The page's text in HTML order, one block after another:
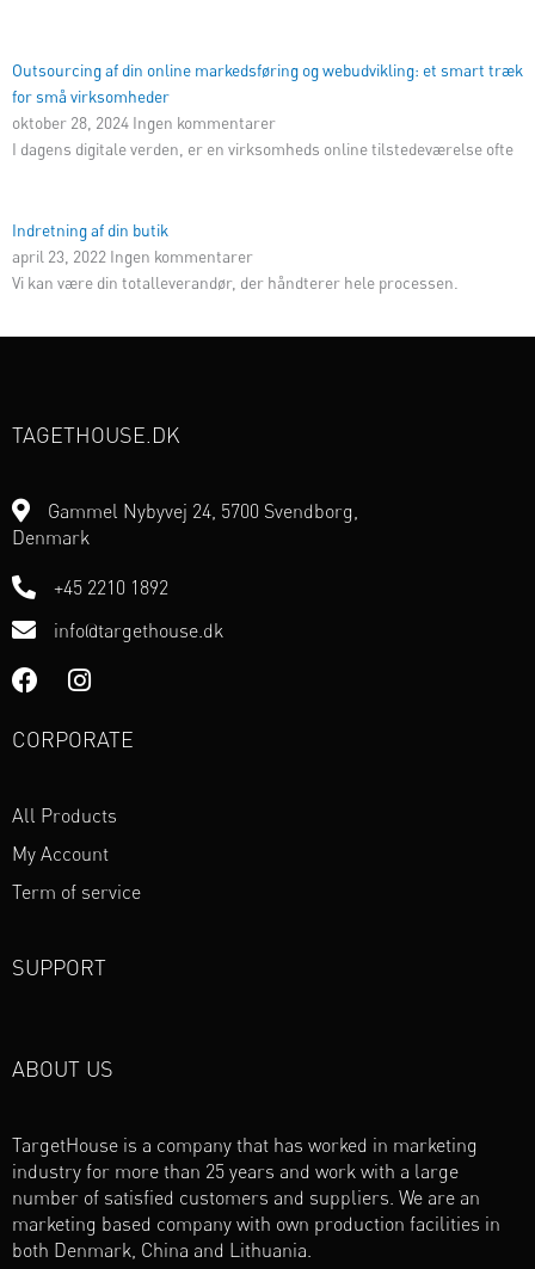
Outsourcing af din online markedsføring og webudvikling: et smart træk
for små virksomheder
oktober 28, 2024 Ingen kommentarer
I dagens digitale verden, er en virksomheds online tilstedeværelse ofte
Indretning af din butik
april 23, 2022 Ingen kommentarer
Vi kan være din totalleverandør, der håndterer hele processen.
TAGETHOUSE.DK
Gammel Nybyvej 24, 5700 Svendborg,
Denmark
+45 2210 1892
info@targethouse.dk
F
c
e
o
k
I
s
t
g
a
m
CORPORATE
All Products
My Account
Term of service
SUPPORT
ABOUT US
TargetHouse is a company that has worked in marketing
industry for more than 25 years and work with a large
number of satisfied customers and suppliers. We are an
marketing based company with own production facilities in
both Denmark, China and Lithuania.